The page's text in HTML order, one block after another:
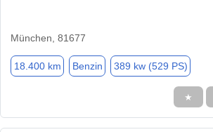
München, 81677
18.400 km Benzin 389 kw (529 PS)
★